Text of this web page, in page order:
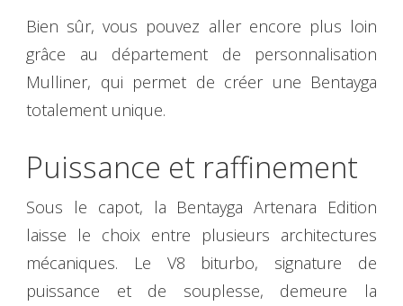
Bien sûr, vous pouvez aller encore plus loin
grâce au département de personnalisation
Mulliner, qui permet de créer une Bentayga
totalement unique.
Puissance et raffinement
Sous le capot, la Bentayga Artenara Edition
laisse le choix entre plusieurs architectures
mécaniques. Le V8 biturbo, signature de
puissance et de souplesse, demeure la